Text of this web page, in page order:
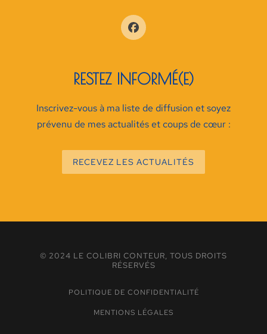
RESTEZ INFORMÉ(E)
Inscrivez-vous à ma liste de diffusion et soyez
prévenu de mes actualités et coups de cœur :
RECEVEZ LES ACTUALITÉS
© 2024 LE COLIBRI CONTEUR, TOUS DROITS
RÉSERVÉS
POLITIQUE DE CONFIDENTIALITÉ
MENTIONS LÉGALES